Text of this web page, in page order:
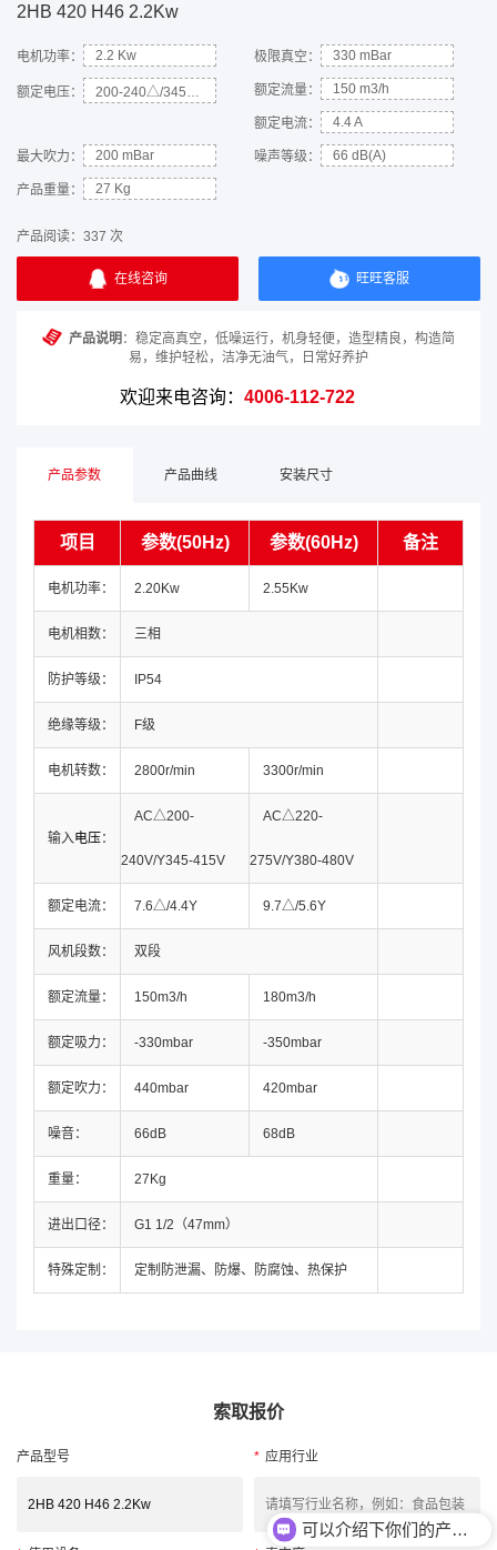
2HB 420 H46 2.2Kw
电机功率： 2.2 Kw 极限真空： 330 mBar
额定电压： 额定流量： 150 m3/h
额定电流： 4.4 A
最大吹力： 200 mBar 噪声等级： 66 dB(A)
产品重量： 27 Kg
产品阅读： 337 次
在线咨询 旺旺客服
产品说明 ：稳定高真空，低噪运行，机身轻便，造型精良，构造简
易，维护轻松，洁净无油气，日常好养护
欢迎来电咨询： 4006-112-722
产品参数 产品曲线 安装尺寸
项目 参数(50Hz) 参数(60Hz) 备注
电机功率： 2.20Kw 2.55Kw
电机相数： 三相
防护等级： IP54
绝缘等级： F级
电机转数： 2800r/min 3300r/min
输入电压：
AC△200-
240V/Y345-415V
AC△220-
275V/Y380-480V
额定电流： 7.6△/4.4Y 9.7△/5.6Y
风机段数： 双段
额定流量： 150m3/h 180m3/h
额定吸力： -330mbar -350mbar
额定吹力： 440mbar 420mbar
噪音： 66dB 68dB
重量： 27Kg
进出口径： G1 1/2（47mm）
特殊定制： 定制防泄漏、防爆、防腐蚀、热保护
索取报价
产品型号 * 应用行业
可以介绍下你们的产品么？